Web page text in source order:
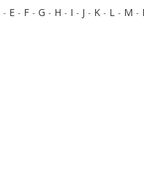
- E - F - G - H - I - J - K - L - M -